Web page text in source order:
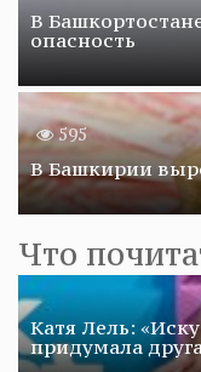
В
опасность
595
В Башкирии
Что
Катя Лель:
придумала